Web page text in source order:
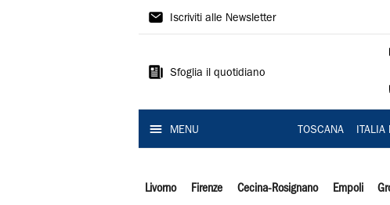
Il
Iscriviti alle Newsletter
Sfoglia il quotidiano
MENU TOSCANA ITALIA
Livorno Firenze Cecina-Rosignano Empoli